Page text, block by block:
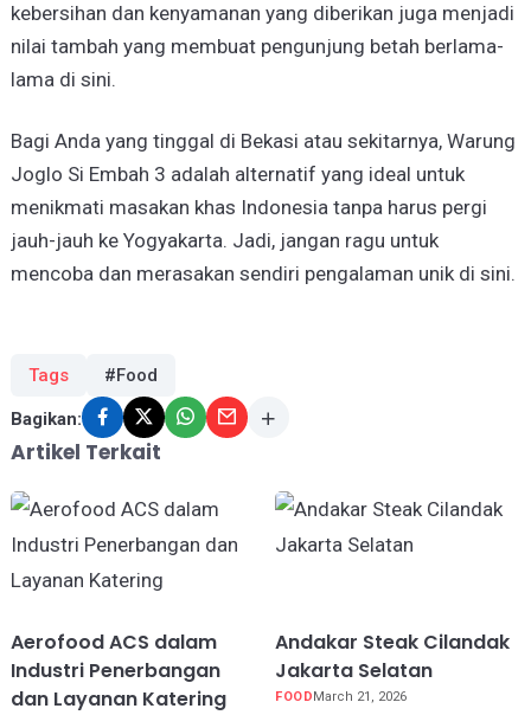
kebersihan dan kenyamanan yang diberikan juga menjadi
nilai tambah yang membuat pengunjung betah berlama-
lama di sini.
Bagi Anda yang tinggal di Bekasi atau sekitarnya, Warung
Joglo Si Embah 3 adalah alternatif yang ideal untuk
menikmati masakan khas Indonesia tanpa harus pergi
jauh-jauh ke Yogyakarta. Jadi, jangan ragu untuk
mencoba dan merasakan sendiri pengalaman unik di sini.
Tags #Food
Bagikan:
Artikel Terkait
Aerofood ACS dalam
Industri Penerbangan
dan Layanan Katering
Andakar Steak Cilandak
Jakarta Selatan
FOOD March 21, 2026